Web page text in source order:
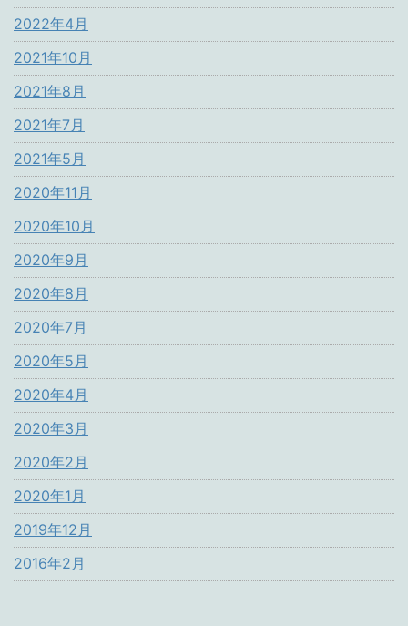
2022年4月
2021年10月
2021年8月
2021年7月
2021年5月
2020年11月
2020年10月
2020年9月
2020年8月
2020年7月
2020年5月
2020年4月
2020年3月
2020年2月
2020年1月
2019年12月
2016年2月